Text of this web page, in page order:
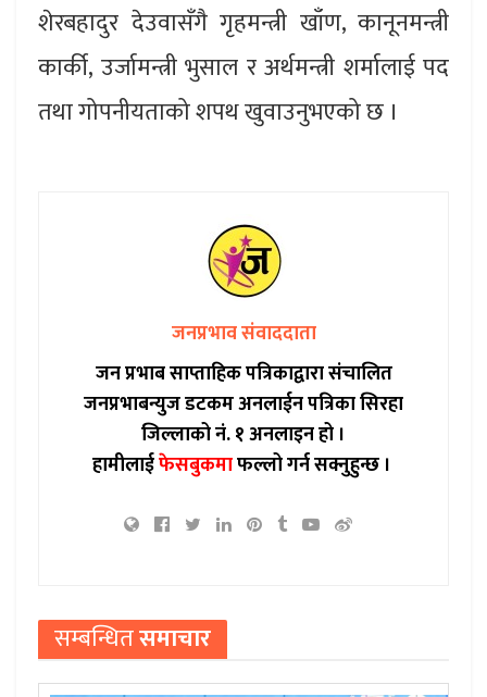
शेरबहादुर देउवासँगै गृहमन्त्री खाँण, कानूनमन्त्री
कार्की, उर्जामन्त्री भुसाल र अर्थमन्त्री शर्मालाई पद
तथा गोपनीयताको शपथ खुवाउनुभएको छ ।
जनप्रभाव संवाददाता
जन प्रभाब साप्ताहिक पत्रिकाद्वारा संचालित
जनप्रभाबन्युज डटकम अनलाईन पत्रिका सिरहा
जिल्लाको नं. १ अनलाइन हो ।
हामीलाईफेसबुकमाफल्लो गर्न सक्नुहुन्छ ।
सम्बन्धितसमाचार